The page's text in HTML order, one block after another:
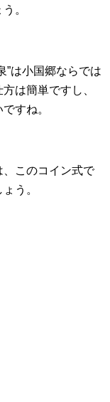
。
は小国郷ならでは
は簡単ですし、
すね。
、このコイン式で
う。